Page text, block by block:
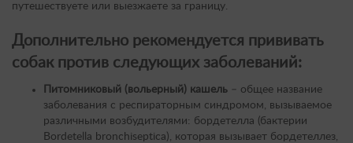
путешествуете или выезжаете за границу.
Дополнительно рекомендуется прививать
собак против следующих заболеваний:
Питомниковый (вольерный) кашель – общее название
заболевания с респираторным синдромом, вызываемое
различными возбудителями: бордетелла (бактерии
Bordetella bronchiseptica), которая вызывает бордетеллез,